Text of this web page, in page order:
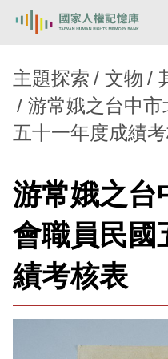
熱門關鍵字：陳孟和 李
新生訓導處
蛋殼畫
背景知識
關於我們
意見信箱
主題探索 文物
游常娥之台中市
五十一年度成績
游常娥之台
會職員民國
績考核表